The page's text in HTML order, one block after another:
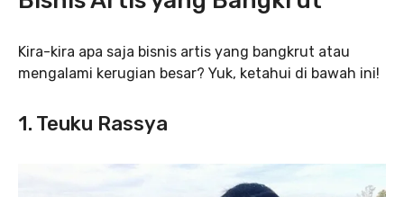
Kira-kira apa saja bisnis artis yang bangkrut atau
mengalami kerugian besar? Yuk, ketahui di bawah ini!
1. Teuku Rassya